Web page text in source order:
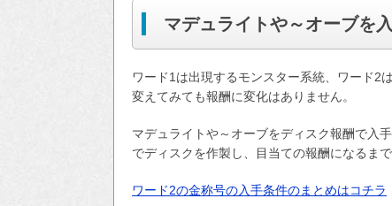
マデュライトや～オーブを
ワード1は出現するモンスター系統、ワード2
変えてみても報酬に変化はありません。
マデュライトや～オーブをディスク報酬で入
でディスクを作製し、目当ての報酬になるま
ワード2の金称号の入手条件のまとめはコチラ